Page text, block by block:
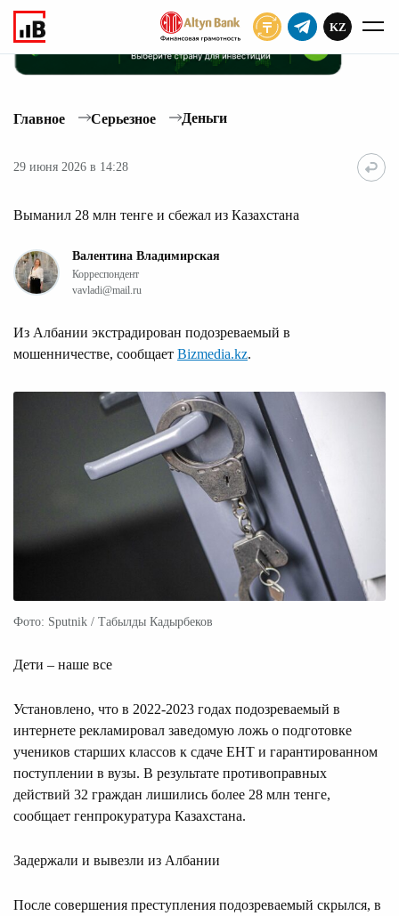
KZ
Главное Серьезное Деньги
29 июня 2026 в 14:28
Выманил 28 млн тенге и сбежал из Казахстана
Валентина Владимирская
Корреспондент
vavladi@mail.ru
Из Албании экстрадирован подозреваемый в
мошенничестве, сообщает Bizmedia.kz.
Фото: Sputnik / Табылды Кадырбеков
Дети – наше все
Установлено, что в 2022-2023 годах подозреваемый в
интернете рекламировал заведомую ложь о подготовке
учеников старших классов к сдаче ЕНТ и гарантированном
поступлении в вузы. В результате противоправных
действий 32 граждан лишились более 28 млн тенге,
сообщает генпрокуратура Казахстана.
Задержали и вывезли из Албании
После совершения преступления подозреваемый скрылся, в